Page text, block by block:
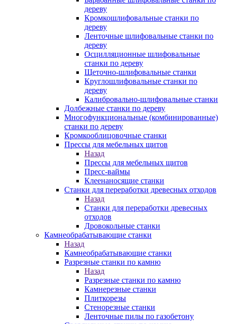
дереву
Кромкошлифовальные станки по
дереву
Ленточные шлифовальные станки по
дереву
Осцилляционные шлифовальные
станки по дереву
Щеточно-шлифовальные станки
Круглошлифовальные станки по
дереву
Калибровально-шлифовальные станки
Долбежные станки по дереву
Многофункциональные (комбинированные)
станки по дереву
Кромкооблицовочные станки
Прессы для мебельных щитов
Назад
Прессы для мебельных щитов
Пресс-ваймы
Клеенаносящие станки
Станки для переработки древесных отходов
Назад
Станки для переработки древесных
отходов
Дровокольные станки
Камнеобрабатывающие станки
Назад
Камнеобрабатывающие станки
Разрезные станки по камню
Назад
Разрезные станки по камню
Камнерезные станки
Плиткорезы
Стенорезные станки
Ленточные пилы по газобетону